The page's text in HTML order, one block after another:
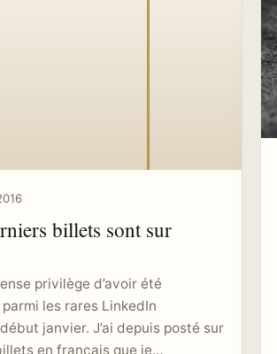
billets sont sur
privilège d’avoir été
les rares LinkedIn
janvier. J’ai depuis posté sur
en français que je…